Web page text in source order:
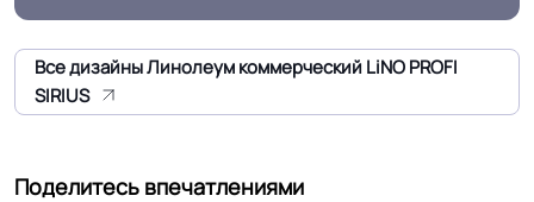
Срок службы 15 лет
Длина рулон. 30 м
Все дизайны Линолеум коммерческий LiNO PROFI
SIRIUS
Поделитесь впечатлениями